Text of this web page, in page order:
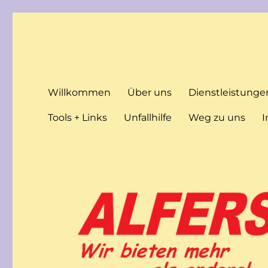
Willkommen Über uns
Tools + Links Unfallhilfe Weg zu uns